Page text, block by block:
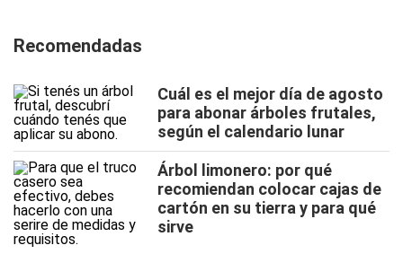
Recomendadas
Cuál es el mejor día de agosto
para abonar árboles frutales,
según el calendario lunar
Árbol limonero: por qué
recomiendan colocar cajas de
cartón en su tierra y para qué
sirve